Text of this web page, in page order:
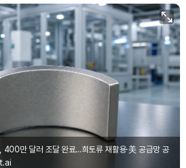
400만 달러 조달 완료…희토류 재활용·美 공급망 공